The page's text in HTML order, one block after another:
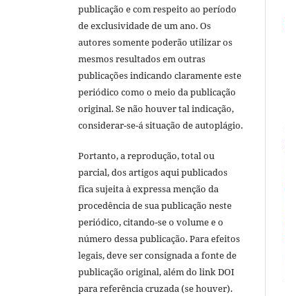
publicação e com respeito ao período
de exclusividade de um ano. Os
autores somente poderão utilizar os
mesmos resultados em outras
publicações indicando claramente este
periódico como o meio da publicação
original. Se não houver tal indicação,
considerar-se-á situação de autoplágio.
Portanto, a reprodução, total ou
parcial, dos artigos aqui publicados
fica sujeita à expressa menção da
procedência de sua publicação neste
periódico, citando-se o volume e o
número dessa publicação. Para efeitos
legais, deve ser consignada a fonte de
publicação original, além do link DOI
para referência cruzada (se houver).